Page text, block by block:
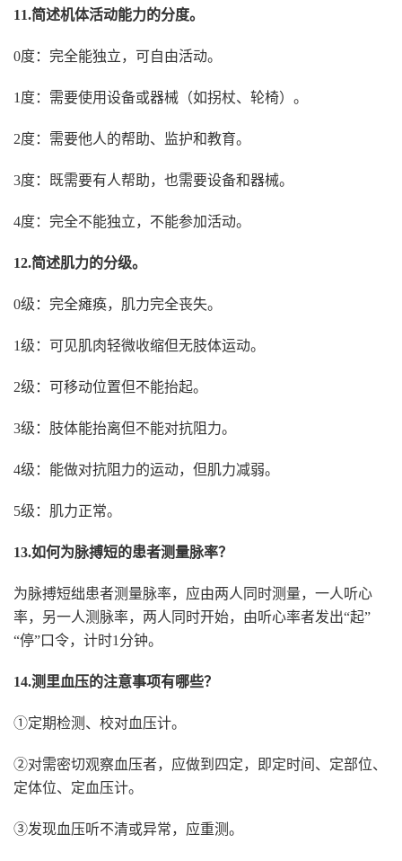
11.简述机体活动能力的分度。
0度：完全能独立，可自由活动。
1度：需要使用设备或器械（如拐杖、轮椅）。
2度：需要他人的帮助、监护和教育。
3度：既需要有人帮助，也需要设备和器械。
4度：完全不能独立，不能参加活动。
12.简述肌力的分级。
0级：完全瘫痪，肌力完全丧失。
1级：可见肌肉轻微收缩但无肢体运动。
2级：可移动位置但不能抬起。
3级：肢体能抬离但不能对抗阻力。
4级：能做对抗阻力的运动，但肌力减弱。
5级：肌力正常。
13.如何为脉搏短的患者测量脉率？
为脉搏短绌患者测量脉率，应由两人同时测量，一人听心
率，另一人测脉率，两人同时开始，由听心率者发出“起”
“停”口令，计时1分钟。
14.测里血压的注意事项有哪些？
①定期检测、校对血压计。
②对需密切观察血压者，应做到四定，即定时间、定部位、
定体位、定血压计。
③发现血压听不清或异常，应重测。